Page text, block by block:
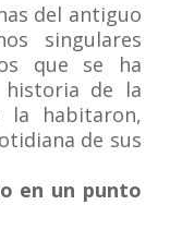
del antiguo
singulares
que se ha
de la
la habitaron,
de sus
en un punto